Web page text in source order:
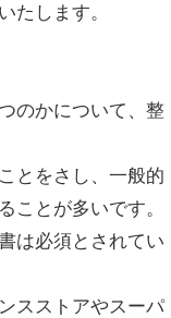
たします。
のかについて、整
とをさし、一般的
ことが多いです。
は必須とされてい
スストアやスーパ